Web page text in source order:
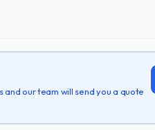
our team will send you a quote